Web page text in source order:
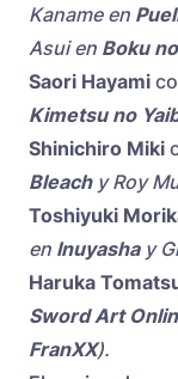
Kaname en
Asui en Boku
Saori Hayami
Kimetsu no
Shinichiro Miki
Bleachy Roy
Toshiyuki
en Inuyashay
Haruka
Sword Art
FranXX).